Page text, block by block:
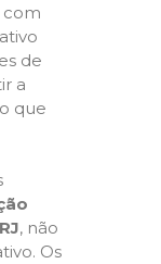
com
de
a
que
, não
Os